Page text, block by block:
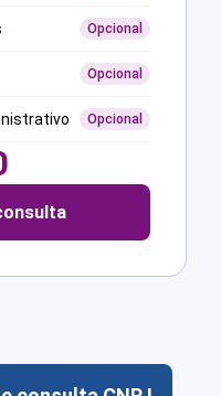
Opcional
Opcional
Opcional